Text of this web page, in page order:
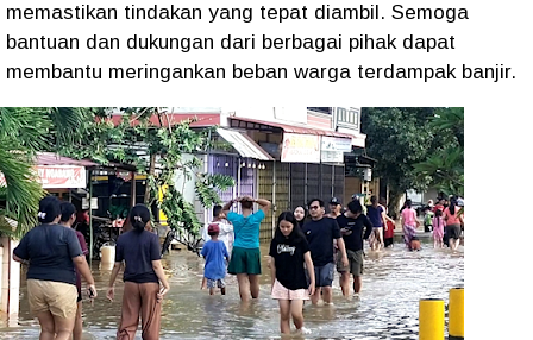
memastikan tindakan yang tepat diambil. Semoga
bantuan dan dukungan dari berbagai pihak dapat
membantu meringankan beban warga terdampak banjir.